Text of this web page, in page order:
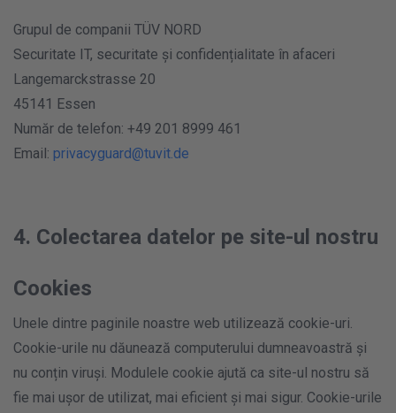
Grupul de companii TÜV NORD
Securitate IT, securitate și confidențialitate în afaceri
Langemarckstrasse 20
45141 Essen
Număr de telefon: +49 201 8999 461
Email: privacyguard@tuvit.de
4. Colectarea datelor pe site-ul nostru
Cookies
Unele dintre paginile noastre web utilizează cookie-uri.
Cookie-urile nu dăunează computerului dumneavoastră și
nu conțin viruși. Modulele cookie ajută ca site-ul nostru să
fie mai ușor de utilizat, mai eficient și mai sigur. Cookie-urile